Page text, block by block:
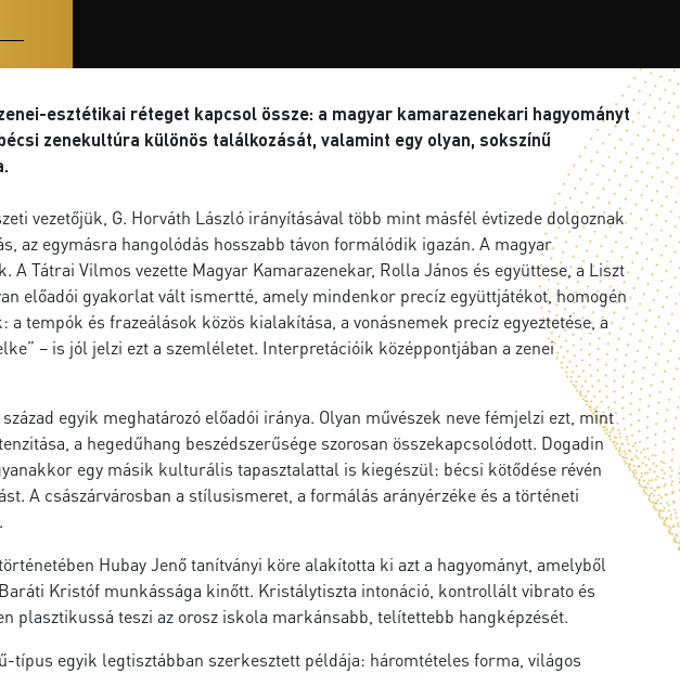
esztétikai réteget kapcsol össze: a magyar kamarazenekari hagyományt
zenekultúra különös találkozását, valamint egy olyan, sokszínű
vezetőjük, G. Horváth László irányításával több mint másfél évtizede dolgoznak
az egymásra hangolódás hosszabb távon formálódik igazán. A magyar
Tátrai Vilmos vezette Magyar Kamarazenekar, Rolla János és együttese, a Liszt
előadói gyakorlat vált ismertté, amely mindenkor precíz együttjátékot, homogén
tempók és frazeálások közös kialakítása, a vonásnemek precíz egyeztetése, a
– is jól jelzi ezt a szemléletet. Interpretációik középpontjában a zenei
egyik meghatározó előadói iránya. Olyan művészek neve fémjelzi ezt, mint
a hegedűhang beszédszerűsége szorosan összekapcsolódott. Dogadin
egy másik kulturális tapasztalattal is kiegészül: bécsi kötődése révén
A császárvárosban a stílusismeret, a formálás arányérzéke és a történeti
Hubay Jenő tanítványi köre alakította ki azt a hagyományt, amelyből
Kristóf munkássága kinőtt. Kristálytiszta intonáció, kontrollált vibrato és
plasztikussá teszi az orosz iskola markánsabb, telítettebb hangképzését.
egyik legtisztábban szerkesztett példája: háromtételes forma, világos